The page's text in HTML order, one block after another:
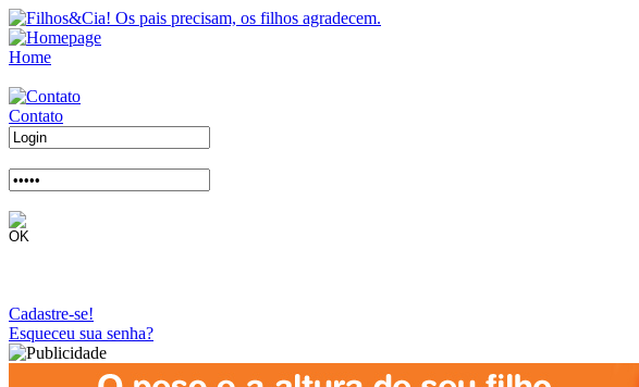
Home
Contato
Cadastre-se!
Esqueceu sua senha?